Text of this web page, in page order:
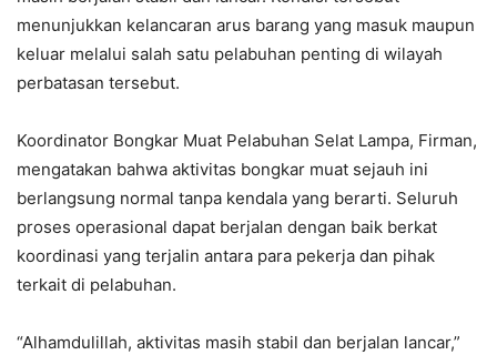
menunjukkan kelancaran arus barang yang masuk maupun
keluar melalui salah satu pelabuhan penting di wilayah
perbatasan tersebut.
Koordinator Bongkar Muat Pelabuhan Selat Lampa, Firman,
mengatakan bahwa aktivitas bongkar muat sejauh ini
berlangsung normal tanpa kendala yang berarti. Seluruh
proses operasional dapat berjalan dengan baik berkat
koordinasi yang terjalin antara para pekerja dan pihak
terkait di pelabuhan.
“Alhamdulillah, aktivitas masih stabil dan berjalan lancar,”